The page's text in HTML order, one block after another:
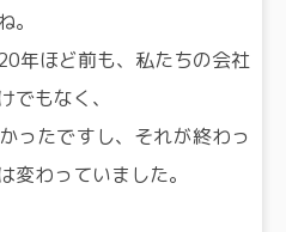
。
年ほど前も、私たちの会社
でもなく、
ったですし、それが終わっ
変わっていました。